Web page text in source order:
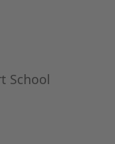
School